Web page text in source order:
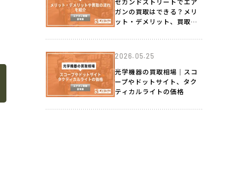
ガンの買取はできる？メリ
ット・デメリット、買取の
2026.05.25
光学機器の買取相場｜スコ
ープやドットサイト、タク
ティカルライトの価格